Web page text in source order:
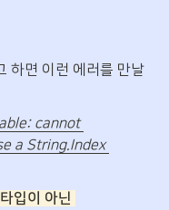
하면 이런 에러를 만날
cannot
a String.Index
입이 아닌